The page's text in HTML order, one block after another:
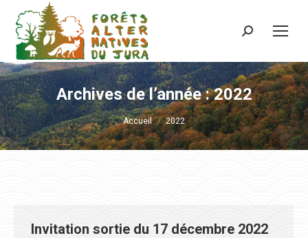
Recherche
Archives de l’année :2022
Vous êtes ici :
Accueil 2022
Invitation sortie du 17 décembre 2022